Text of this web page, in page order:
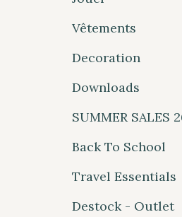
Vêtements
Decoration
Downloads
SUMMER SALES
Back To School
Travel Essentials
Destock - Outlet